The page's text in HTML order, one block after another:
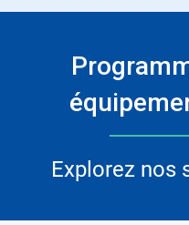
Explorez nos